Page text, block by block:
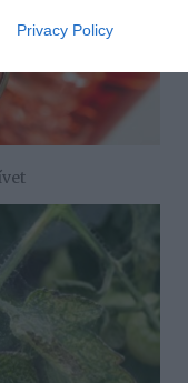
Privacy Policy